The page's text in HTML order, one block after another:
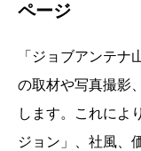
ページ
「ジョブアンテ
の取材や写真撮影
します。これによ
ジョン」、社風、